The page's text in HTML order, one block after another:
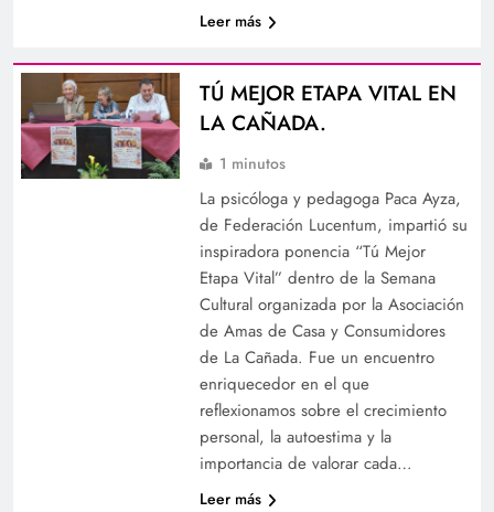
Leer más
TÚ MEJOR ETAPA VITAL EN
LA CAÑADA.
1 minutos
La psicóloga y pedagoga Paca Ayza,
de Federación Lucentum, impartió su
inspiradora ponencia “Tú Mejor
Etapa Vital” dentro de la Semana
Cultural organizada por la Asociación
de Amas de Casa y Consumidores
de La Cañada. Fue un encuentro
enriquecedor en el que
reflexionamos sobre el crecimiento
personal, la autoestima y la
importancia de valorar cada…
Leer más